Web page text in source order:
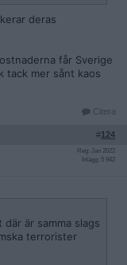
deras
får Sverige
tack mer sånt kaos
Citera
#124
Reg: Jan 2022
Inlägg: 5 942
där är samma slags
terrorister